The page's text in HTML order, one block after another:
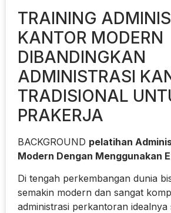
TRAINING
KANTOR MODERN
DIBANDINGKAN
ADMINISTRASI
TRADISIONAL
PRAKERJA
BACKGROUND pelatihan
Modern Dengan Menggunakan
Di tengah perkembangan dunia
semakin modern dan sangat
administrasi perkantoran idealnya